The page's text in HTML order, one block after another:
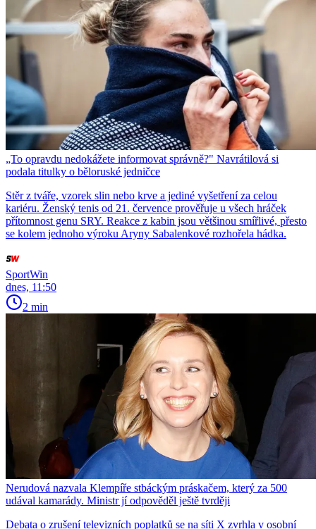
„To opravdu nedokážete informovat správně?" Navrátilová si
podala titulky o běloruské jedničce
Stěr z tváře, vzorek slin nebo krve a jediné vyšetření za celou
kariéru. Ženský tenis od 21. července prověřuje u všech hráček
přítomnost genu SRY. Reakce z kabin jsou většinou smířlivé, přesto
se kolem jednoho výroku Aryny Sabalenkové rozhořela hádka.
SportWin
dnes, 11:50
2 min
Nerudová nazvala Klempíře stbáckým práskačem, který za 500
udával kamarády. Ministr jí odpověděl ještě tvrději
Debata o zrušení televizních poplatků se na síti X zvrhla v osobní